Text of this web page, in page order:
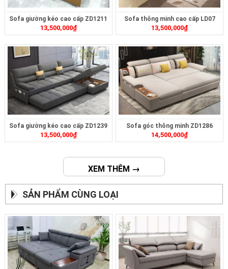
Sofa giường kéo cao cấp ZD1211
13,500,000₫
Sofa thông minh cao cấp LD07
13,500,000₫
Sofa giường kéo cao cấp ZD1239
13,500,000₫
Sofa góc thông minh ZD1286
14,500,000₫
XEM THÊM →
SẢN PHẨM CÙNG LOẠI